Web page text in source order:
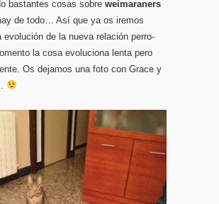
bastantes cosas sobre weimaraners
de todo… Así que ya os iremos
evolución de la nueva relación perro-
la cosa evoluciona lenta pero
Os dejamos una foto con Grace y